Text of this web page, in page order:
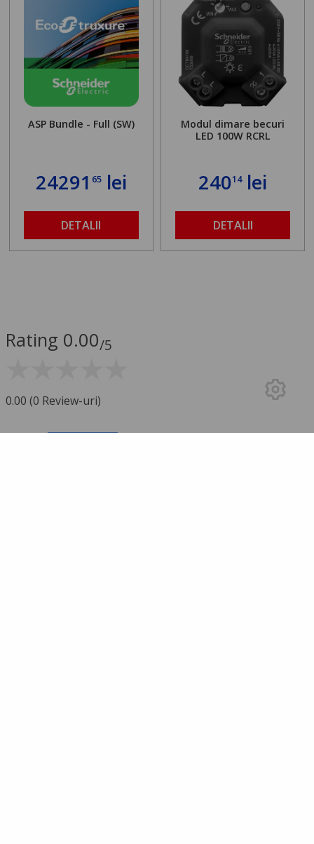
ASP Bundle - Full (SW)
24291 65lei
DETALII
Modul dimare becuri
LED 100W RCRL
24014lei
DETALII
Rating 0.00/5
0.00 (0 Review-uri)
5 stele
0